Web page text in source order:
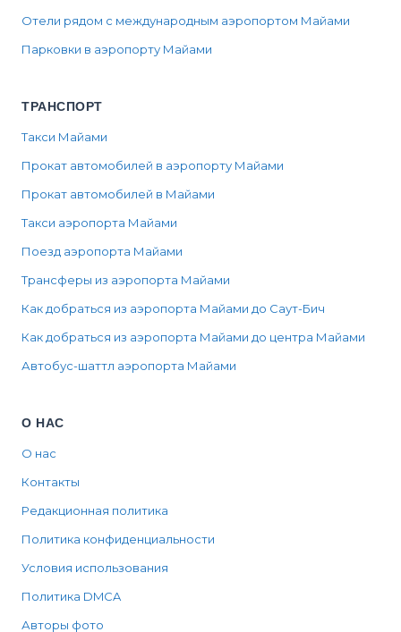
Отели рядом с международным аэропортом Майами
Парковки в аэропорту Майами
ТРАНСПОРТ
Такси Майами
Прокат автомобилей в аэропорту Майами
Прокат автомобилей в Майами
Такси аэропорта Майами
Поезд аэропорта Майами
Трансферы из аэропорта Майами
Как добраться из аэропорта Майами до Саут-Бич
Как добраться из аэропорта Майами до центра Майами
Автобус-шаттл аэропорта Майами
О НАС
О нас
Контакты
Редакционная политика
Политика конфиденциальности
Условия использования
Политика DMCA
Авторы фото